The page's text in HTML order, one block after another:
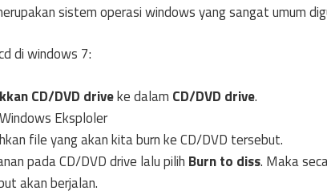
sistem operasi windows yang sangat umum
di windows 7:
CD/DVD driveke dalam CD/DVD drive.
Eksploler
file yang akan kita burn ke CD/DVD tersebut.
pada CD/DVD drive lalu pilih Burn to diss. Maka
akan berjalan.